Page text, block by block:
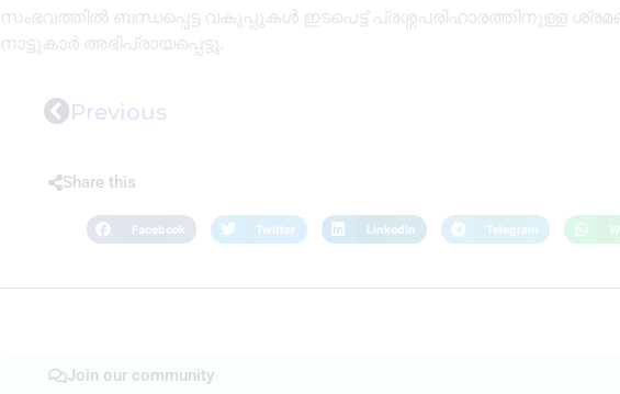
സംഭവത്തിൽ ബന്ധപ്പെട്ട വകുപ്പുകൾ ഇടപെട്ട് പ്രശ്നപരിഹാരത്തിനുള്ള
നാട്ടുകാർ അഭിപ്രായപ്പെട്ടു.
Previous
Share this
Facebook Twitter LinkedIn Telegram
Join our community